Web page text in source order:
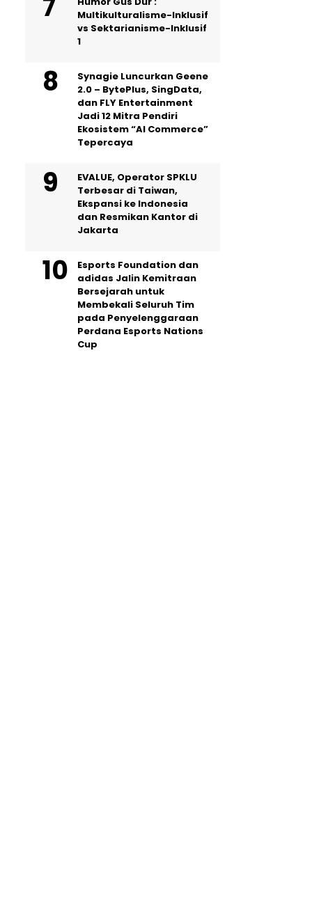
Multikulturalisme-Inklusif
vs Sektarianisme-Inklusif
1
Synagie Luncurkan Geene
2.0 – BytePlus, SingData,
dan FLY Entertainment
Jadi 12 Mitra Pendiri
Ekosistem “AI Commerce”
Tepercaya
EVALUE, Operator SPKLU
Terbesar di Taiwan,
Ekspansi ke Indonesia
dan Resmikan Kantor di
Jakarta
Esports Foundation dan
adidas Jalin Kemitraan
Bersejarah untuk
Membekali Seluruh Tim
pada Penyelenggaraan
Perdana Esports Nations
Cup